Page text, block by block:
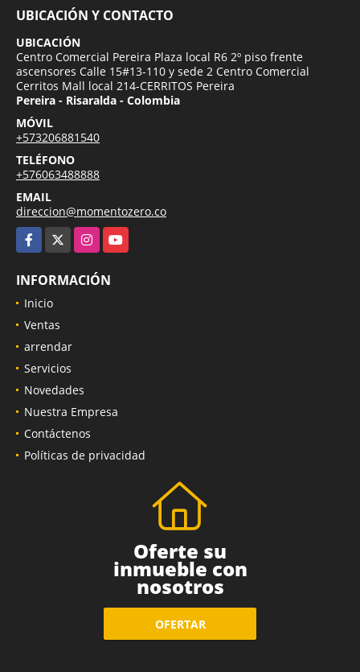
UBICACIÓN Y CONTACTO
UBICACIÓN
Centro Comercial Pereira Plaza local R6 2º piso frente
ascensores Calle 15#13-110 y sede 2 Centro Comercial
Cerritos Mall local 214-CERRITOS Pereira
Pereira - Risaralda - Colombia
MÓVIL
+573206881540
TELÉFONO
+576063488888
EMAIL
direccion@momentozero.co
Facebook
X Instagram
YouTube
INFORMACIÓN
Inicio
Ventas
arrendar
Servicios
Novedades
Nuestra Empresa
Contáctenos
Oferte su
inmueble con
nosotros
OFERTAR